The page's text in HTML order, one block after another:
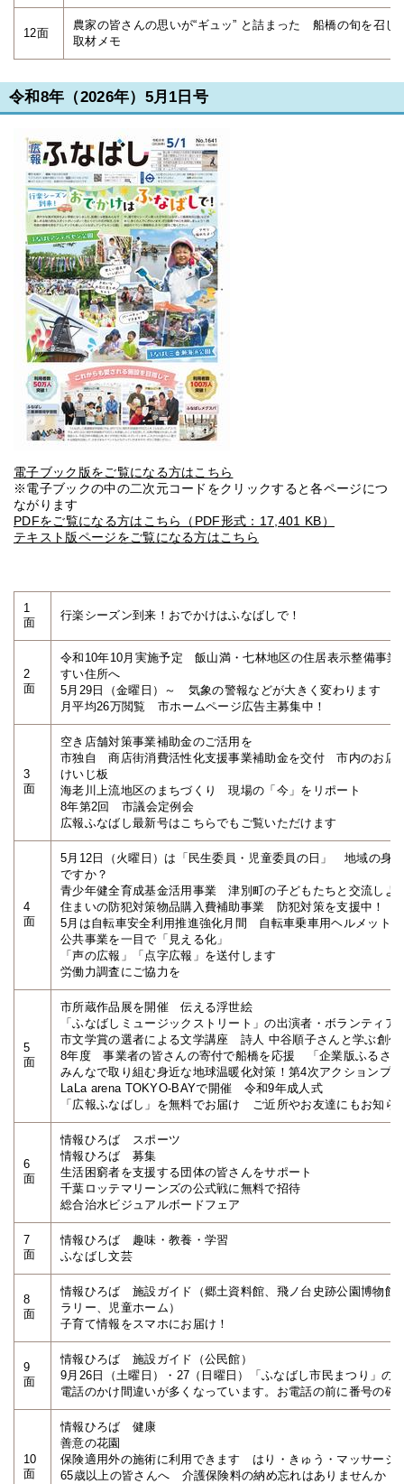
12面
農家の皆さんの思いが“ギュッ” と詰まった 船橋の旬を召し
取材メモ
令和8年（2026年）5月1日号
電子ブック版をご覧になる方はこちら
※電子ブックの中の二次元コードをクリックすると各ページにつ
ながります
PDFをご覧になる方はこちら（PDF形式：17,401 KB）
テキスト版ページをご覧になる方はこちら
1
面
行楽シーズン到来！おでかけはふなばしで！
2
面
令和10年10月実施予定 飯山満・七林地区の住居表示整備事
すい住所へ
5月29日（金曜日）～ 気象の警報などが大きく変わります
月平均26万閲覧 市ホームページ広告主募集中！
3
面
空き店舗対策事業補助金のご活用を
市独自 商店街消費活性化支援事業補助金を交付 市内のお店
けいじ板
海老川上流地区のまちづくり 現場の「今」をリポート
8年第2回 市議会定例会
広報ふなばし最新号はこちらでもご覧いただけます
4
面
5月12日（火曜日）は「民生委員・児童委員の日」 地域の身
ですか？
青少年健全育成基金活用事業 津別町の子どもたちと交流しよ
住まいの防犯対策物品購入費補助事業 防犯対策を支援中！
5月は自転車安全利用推進強化月間 自転車乗車用ヘルメット
公共事業を一目で「見える化」
「声の広報」「点字広報」を送付します
労働力調査にご協力を
5
面
市所蔵作品展を開催 伝える浮世絵
「ふなばしミュージックストリート」の出演者・ボランティア
市文学賞の選者による文学講座 詩人 中谷順子さんと学ぶ創作
8年度 事業者の皆さんの寄付で船橋を応援 「企業版ふるさと
みんなで取り組む身近な地球温暖化対策！第4次アクションプ
LaLa arena TOKYO-BAYで開催 令和9年成人式
「広報ふなばし」を無料でお届け ご近所やお友達にもお知ら
6
面
情報ひろば スポーツ
情報ひろば 募集
生活困窮者を支援する団体の皆さんをサポート
千葉ロッテマリーンズの公式戦に無料で招待
総合治水ビジュアルボードフェア
7
面
情報ひろば 趣味・教養・学習
ふなばし文芸
8
面
情報ひろば 施設ガイド（郷土資料館、飛ノ台史跡公園博物館
ラリー、児童ホーム）
子育て情報をスマホにお届け！
9
面
情報ひろば 施設ガイド（公民館）
9月26日（土曜日）・27（日曜日）「ふなばし市民まつり」の
電話のかけ間違いが多くなっています。お電話の前に番号の確
10
面
情報ひろば 健康
善意の花園
保険適用外の施術に利用できます はり・きゅう・マッサージ
65歳以上の皆さんへ 介護保険料の納め忘れはありませんか